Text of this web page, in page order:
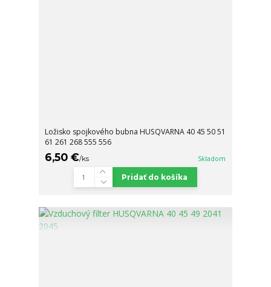
Ložisko spojkového bubna HUSQVARNA 40 45 50 51
61 261 268 555 556
6,50 €/ks Skladom
Pridať do košíka